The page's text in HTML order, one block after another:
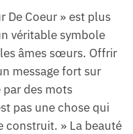
De Coeur » est plus
véritable symbole
âmes sœurs. Offrir
message fort sur
par des mots
pas une chose qui
construit. » La beauté